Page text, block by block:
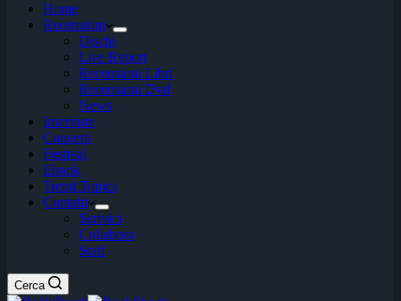
Home
Recensioni
Dischi
Live Report
Recensioni Libri
Recensioni Dvd
News
Interviste
Concerti
Festival
Ebook
Trend Topics
Contatti
Scrivici
Collabora
Staff
Cerca